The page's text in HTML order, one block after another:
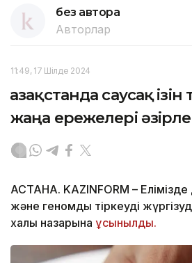
без автора
Авторлар
11:49, 17 Шілде 2024
Қазақстанда саусақ ізін
жаңа ережелері
АСТАНА. KAZINFORM – Елімізде
және геномдық тіркеуді
халық назарына ұсынылды.